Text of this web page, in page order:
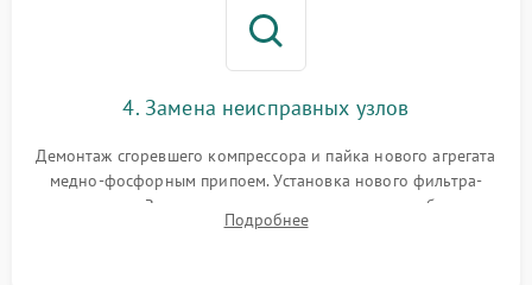
4. Замена неисправных узлов
Демонтаж сгоревшего компрессора и пайка нового агрегата
медно-фосфорным припоем. Установка нового фильтра-
осушителя. Замена изношенных вентиляторов обдува,
сломанных заслонок или поврежденных дверных петель.
Подробнее